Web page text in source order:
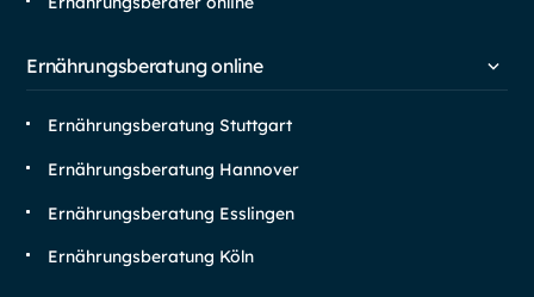
Ernährungsberatung online
Ernährungsberatung Stuttgart
Ernährungsberatung Hannover
Ernährungsberatung Esslingen
Ernährungsberatung Köln